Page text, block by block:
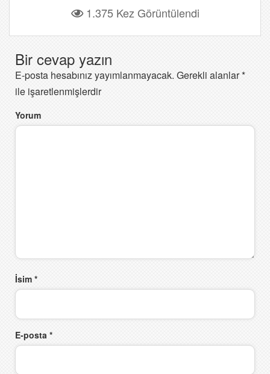
1.375 Kez Görüntülendi
Bir cevap yazın
E-posta hesabınız yayımlanmayacak. Gerekli alanlar*
ile işaretlenmişlerdir
Yorum
İsim *
E-posta *